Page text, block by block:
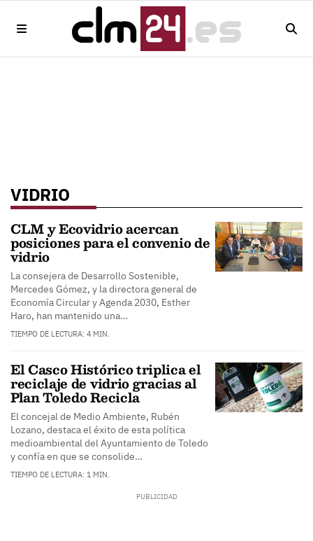
VIDRIO
CLM y Ecovidrio acercan
posiciones para el convenio de
vidrio
La consejera de Desarrollo Sostenible,
Mercedes Gómez, y la directora general de
Economía Circular y Agenda 2030, Esther
Haro, han mantenido una…
TIEMPO DE LECTURA: 4 MIN.
El Casco Histórico triplica el
reciclaje de vidrio gracias al
Plan Toledo Recicla
El concejal de Medio Ambiente, Rubén
Lozano, destaca el éxito de esta política
medioambiental del Ayuntamiento de Toledo
y confía en que se consolide…
TIEMPO DE LECTURA: 1 MIN.